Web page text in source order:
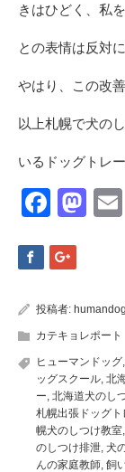
きはひどく、私
との表情は反対
やはり、この改
以上札幌で犬の
いるドッグトレ
投稿者: humandog
カテキョレポート
ヒューマンドッグ
ッグスクール 北
ー 北海道犬のし
札幌出張ドッグト
幌犬のしつけ教室
のしつけ排泄 犬
んの家庭教師 飼